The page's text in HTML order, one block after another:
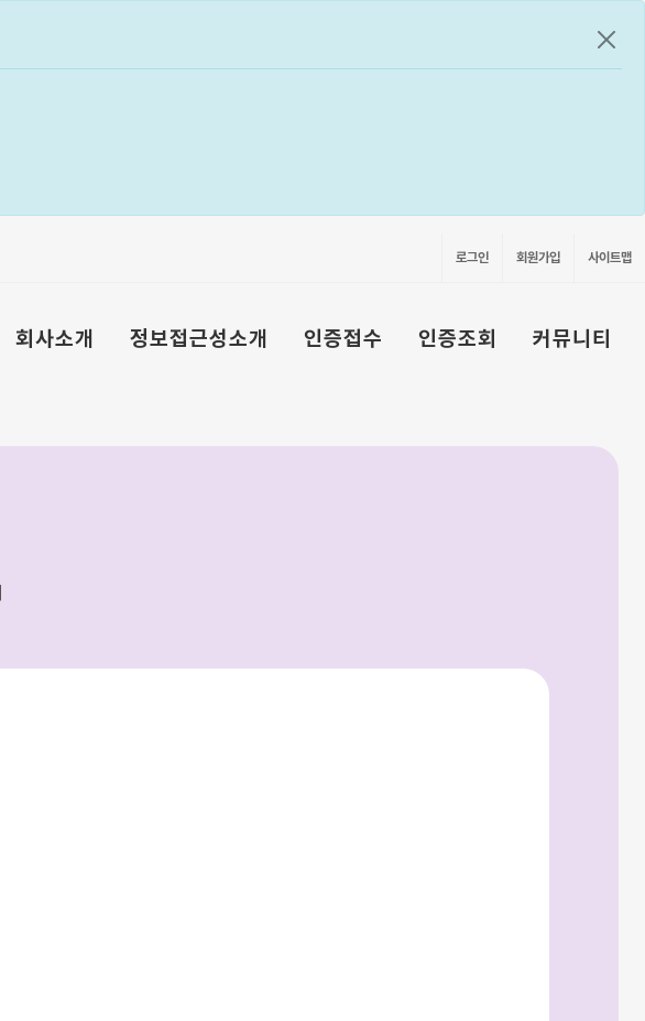
공지
로그인 회원가입 사이트맵
회사소개 정보접근성소개 인증접수 인증조회 커뮤니티